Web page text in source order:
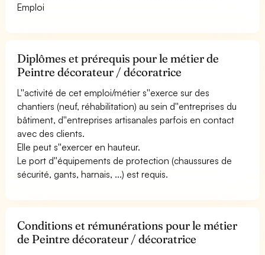
Emploi
Diplômes et prérequis pour le métier de
Peintre décorateur / décoratrice
L''activité de cet emploi/métier s''exerce sur des
chantiers (neuf, réhabilitation) au sein d''entreprises du
bâtiment, d''entreprises artisanales parfois en contact
avec des clients.
Elle peut s''exercer en hauteur.
Le port d''équipements de protection (chaussures de
sécurité, gants, harnais, ...) est requis.
Conditions et rémunérations pour le métier
de Peintre décorateur / décoratrice